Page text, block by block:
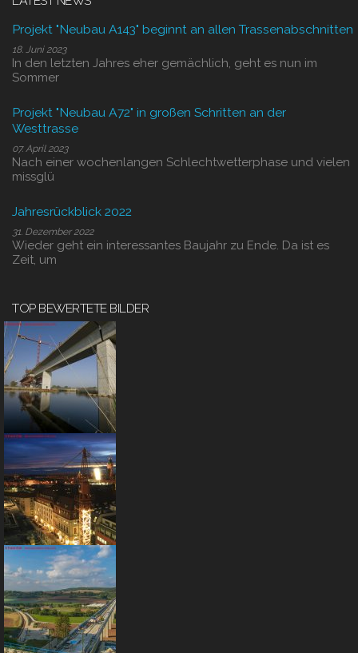
Projekt "Neubau A143" beginnt an allen Trassenabschnitten
18. Juni 2023
In den letzten Jahres eher gemächlich, geht es nun im
Sommer
Projekt "Neubau A72" in großen Schritten an der
Westtrasse
07. April 2023
Nach einer wochenlangen Schlechtwetterphase und vielen
missglü
Jahresrückblick 2022
31. Dezember 2022
Wieder geht ein interessantes Baujahr zu Ende. Da ist es
Zeit, um
TOP BEWERTETE BILDER